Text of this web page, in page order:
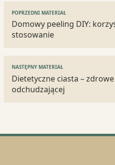
Nawigacja
wpisu
POPRZEDNI MATERIAŁ
Domowy peeling DIY:
stosowanie
NASTĘPNY MATERIAŁ
Dietetyczne ciasta –
odchudzającej